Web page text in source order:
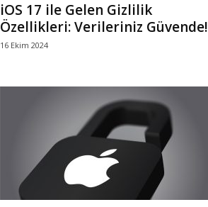
iOS 17 ile Gelen Gizlilik
Özellikleri: Verileriniz Güvende!
16 Ekim 2024